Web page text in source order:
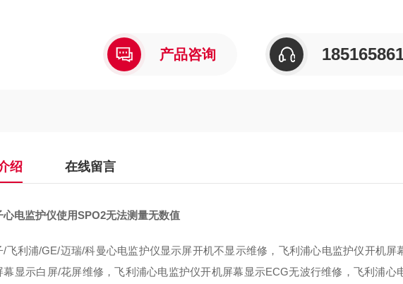
产品咨询
绍 在线留言
心电监护仪使用SPO2无法测量无数值
/飞利浦/GE/迈瑞/科曼心电监护仪显示屏开机不显示维修，飞利浦心电监护仪开机屏
幕显示白屏/花屏维修，飞利浦心电监护仪开机屏幕显示ECG无波行维修，飞利浦心